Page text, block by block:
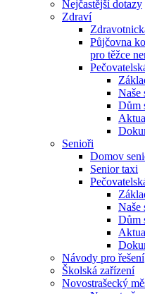
Nejčastější dotazy
Zdraví
Půjčovna
pro těžce
Naše
Dům
Senioři
Domov
Senior taxi
Naše
Dům
Návody pro řešení
Školská zařízení
Novostrašecký